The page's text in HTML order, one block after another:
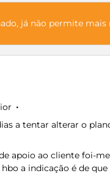
já não permite mais
a tentar alterar o
apoio ao cliente foi-
a indicação é de